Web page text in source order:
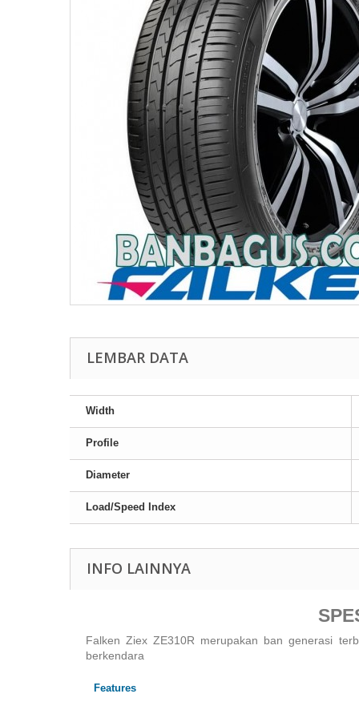
LEMBAR DATA
Width
Profile
Diameter
Load/Speed Index
INFO LAINNYA
Falken Ziex ZE310R merupakan ban generasi
berkendara
Features